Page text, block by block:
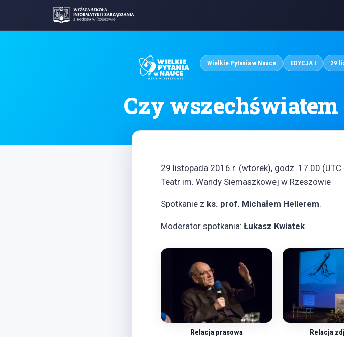
Wielkie Pytania w Nauce EDYCJA I 29
Czy
29 listopada 2016 r. (wtorek), godz. 17.00 (UTC
Teatr im. Wandy Siemaszkowej w Rzeszowie
Spotkanie z ks. prof. Michałem Hellerem.
Moderator spotkania: Łukasz Kwiatek.
Relacja prasowa Relacja